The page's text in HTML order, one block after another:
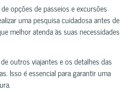
opções de passeios e excursões
uma pesquisa cuidadosa antes de
melhor atenda às suas necessidades
outros viajantes e os detalhes das
Isso é essencial para garantir uma